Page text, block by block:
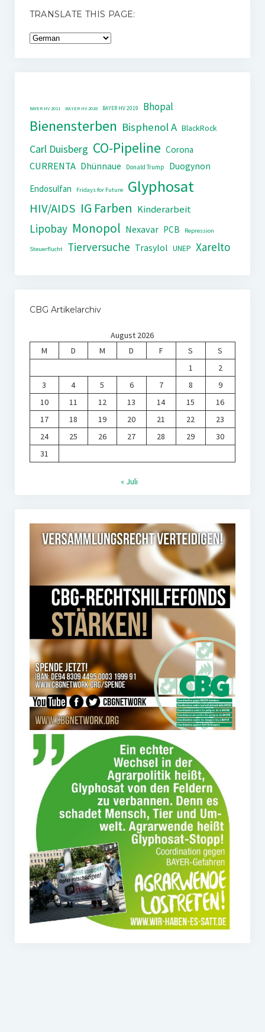
TRANSLATE THIS PAGE:
BAYER HV 2011 BAYER HV 2018 BAYER HV 2019 Bhopal
Bienensterben Bisphenol A BlackRock
Carl Duisberg CO-Pipeline Corona
CURRENTA Dhünnaue Donald Trump
Duogynon
Endosulfan
Fridays for Future Glyphosat
HIV/AIDS IG Farben Kinderarbeit
Lipobay Monopol Nexavar PCB Repression
Steuerflucht Tierversuche Trasylol UNEP Xarelto
CBG Artikelarchiv
August 2026
M
D M D F S
S
1
2
3
4 5 6 7 8
9
10
11 12 13 14 15
16
17
18 19 20 21 22
23
24
25 26 27 28 29
30
31
« Juli